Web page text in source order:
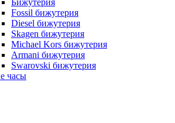
Бижутерия
Fossil бижутерия
Diesel бижутерия
Skagen бижутерия
Michael Kors бижутерия
Armani бижутерия
Swarovski бижутерия
часы